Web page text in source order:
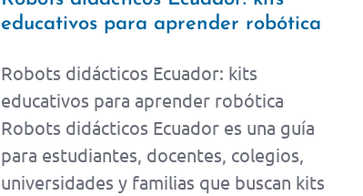
educativos para aprender robótica
Robots didácticos Ecuador: kits
educativos para aprender robótica
Robots didácticos Ecuador es una guía
para estudiantes, docentes, colegios,
universidades y familias que buscan kits